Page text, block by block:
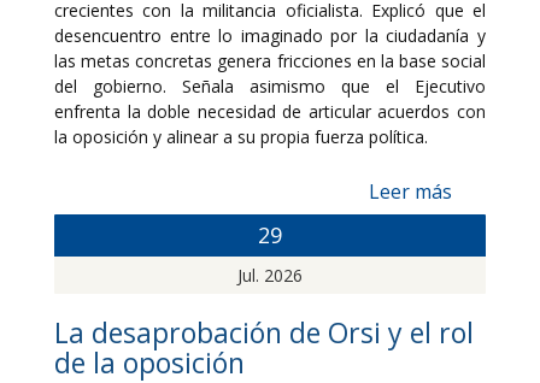
crecientes con la militancia oficialista. Explicó que el
desencuentro entre lo imaginado por la ciudadanía y
las metas concretas genera fricciones en la base social
del gobierno. Señala asimismo que el Ejecutivo
enfrenta la doble necesidad de articular acuerdos con
la oposición y alinear a su propia fuerza política.
Leer más
29
Jul. 2026
La desaprobación de Orsi y el rol
de la oposición